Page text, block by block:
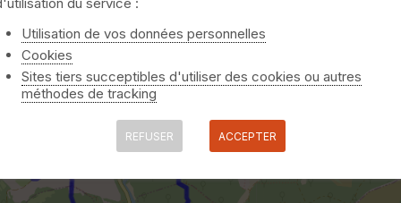
Utilisation de vos données personnelles
Cookies
Sites tiers succeptibles d'utiliser des cookies ou autres
méthodes de tracking
REFUSER ACCEPTER